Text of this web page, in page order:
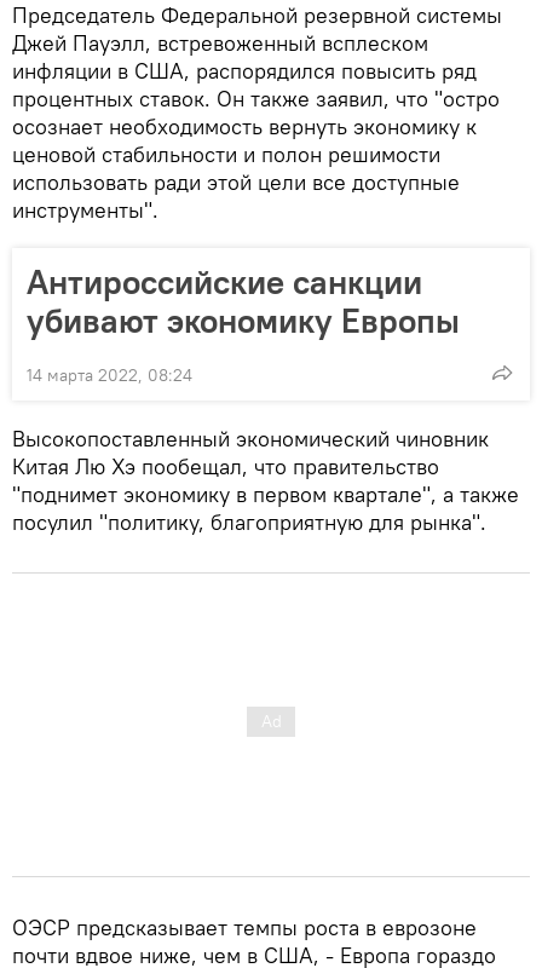
Председатель Федеральной резервной системы
Джей Пауэлл, встревоженный всплеском
инфляции в США, распорядился повысить ряд
процентных ставок. Он также заявил, что "остро
осознает необходимость вернуть экономику к
ценовой стабильности и полон решимости
использовать ради этой цели все доступные
инструменты".
Антироссийские санкции
убивают экономику Европы
14 марта 2022, 08:24
Высокопоставленный экономический чиновник
Китая Лю Хэ пообещал, что правительство
"поднимет экономику в первом квартале", а также
посулил "политику, благоприятную для рынка".
ОЭСР предсказывает темпы роста в еврозоне
почти вдвое ниже, чем в США, - Европа гораздо